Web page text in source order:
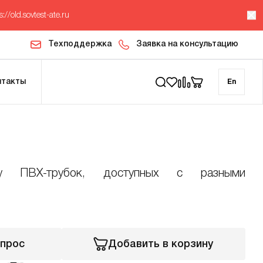
old.sovtest-ate.ru
Техподдержка Заявка на консультацию
En
ПВХ-трубок, доступных с разными
Добавить в корзину